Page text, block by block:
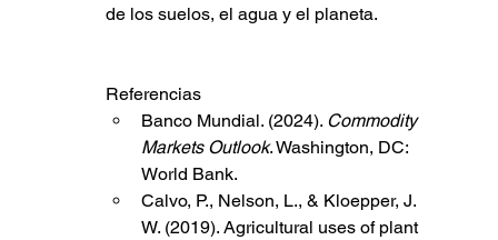
de los suelos, el agua y el planeta.
Referencias
Banco Mundial. (2024). Commodity
Markets Outlook. Washington, DC:
World Bank.
Calvo, P., Nelson, L., & Kloepper, J.
W. (2019). Agricultural uses of plant